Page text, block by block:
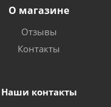
О магазине
Отзывы
Контакты
Наши контакты